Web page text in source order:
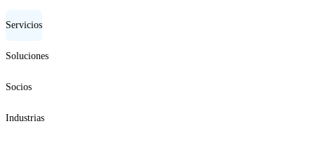
Servicios
Soluciones
Socios
Industrias